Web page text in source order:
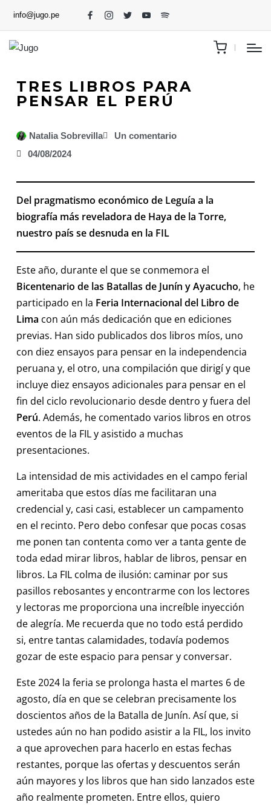
info@jugo.pe
TRES LIBROS PARA
PENSAR EL PERÚ
Natalia Sobrevilla
Un comentario
04/08/2024
Del pragmatismo económico de Leguía a la
biografía más reveladora de Haya de la Torre,
nuestro país se desnuda en la FIL
Este año, durante el que se conmemora el
Bicentenario de las Batallas de Junín yAyacucho, he
participado en la Feria Internacional del Libro de
Lima con aún más dedicación que en ediciones
previas. Han sido publicados dos libros míos, uno
con diez ensayos para pensar en la independencia
peruana y, el otro, una compilación que dirigí y que
incluye diez ensayos adicionales para pensar en el
fin del ciclo revolucionario desde dentro y fuera del
Perú. Además, he comentado varios libros en otros
eventos de la FIL y asistido a muchas
presentaciones.
La intensidad de mis actividades en el campo ferial
ameritaba que estos días me facilitaran una
credencial y, casi casi, establecer un campamento
en el recinto. Pero debo confesar que pocas cosas
me ponen tan contenta como ver a tanta gente de
toda edad mirar libros, hablar de libros, pensar en
libros. La FIL colma de ilusión: caminar por sus
pasillos rebosantes y encontrarme con los lectores
y lectoras me proporciona una increíble inyección
de alegría. Me recuerda que no todo está perdido
si, entre tantas calamidades, todavía podemos
gozar de este espacio para pensar y conversar.
Este 2024 la feria se prolonga hasta el martes 6 de
agosto, día en que se celebran precisamente los
doscientos años de la Batalla de Junín. Así que, si
ustedes aún no han podido asistir a la FIL, los invito
a que aprovechen para hacerlo en estas fechas
restantes, porque las ofertas y descuentos serán
aún mayores y los libros que han sido lanzados este
año realmente prometen. Entre ellos, quiero